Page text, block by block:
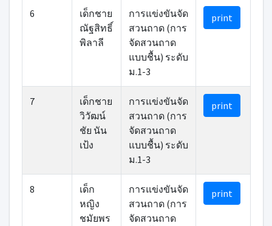
6
เด็กชาย
ณัฐสิทธิ์
พิลาลี
การแข่งขันจัด
สวนถาด (การ
จัดสวนถาด
แบบชื้น) ระดับ
ม.1-3
print
7
เด็กชาย
วิวัฒน์
ชัย นัน
เป้ง
การแข่งขันจัด
สวนถาด (การ
จัดสวนถาด
แบบชื้น) ระดับ
ม.1-3
print
8
เด็ก
หญิง
ชมัยพร
การแข่งขันจัด
สวนถาด (การ
จัดสวนถาด
print